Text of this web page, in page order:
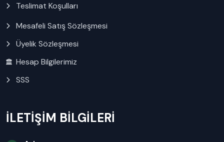
Teslimat Koşulları
Mesafeli Satış Sözleşmesi
Üyelik Sözleşmesi
Hesap Bilgilerimiz
SSS
İLETİŞİM BİLGİLERİ